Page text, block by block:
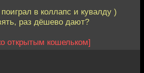
в коллапс и кувалду )
раз дёшево дают?
открытым кошельком]